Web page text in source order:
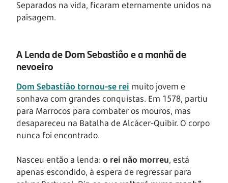
Separados na vida, ficaram eternamente unidos na
paisagem.
A Lenda de Dom Sebastião e a manhã de
nevoeiro
Dom Sebastião tornou-se rei muito jovem e
sonhava com grandes conquistas. Em 1578, partiu
para Marrocos para combater os mouros, mas
desapareceu na Batalha de Alcácer-Quibir. O corpo
nunca foi encontrado.
Nasceu então a lenda: o rei não morreu, está
apenas escondido, à espera de regressar para